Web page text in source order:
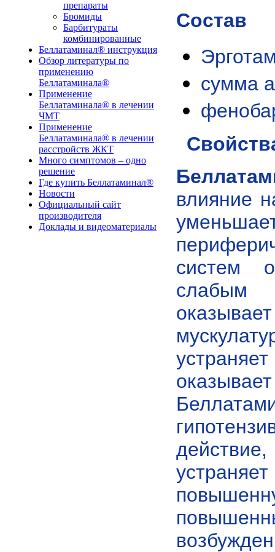
препараты
Бромиды
Барбитураты
комбинированные
Беллатаминал® инструкция
Обзор литературы по
применению
Беллатаминала®
Применение
Беллатаминала® в лечении
ЧМТ
Применение
Беллатаминала® в лечении
расстройств ЖКТ
Много симптомов – одно
решение
Где купить Беллатаминал®
Новости
Официальный сайт
производителя
Доклады и видеоматериалы
Состав
сумма
влияние
систем
слабым